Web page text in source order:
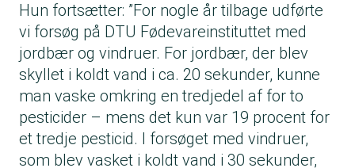
Hun fortsætter: ”For nogle år tilbage udførte
vi forsøg på DTU Fødevareinstituttet med
jordbær og vindruer. For jordbær, der blev
skyllet i koldt vand i ca. 20 sekunder, kunne
man vaske omkring en tredjedel af for to
pesticider – mens det kun var 19 procent for
et tredje pesticid. I forsøget med vindruer,
som blev vasket i koldt vand i 30 sekunder,